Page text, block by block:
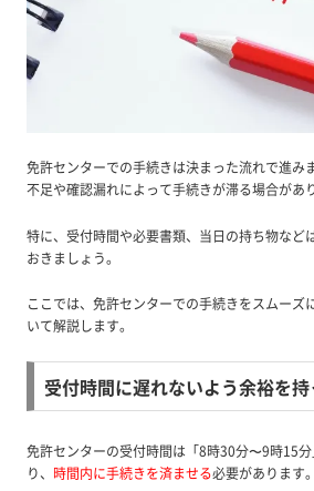
免許センターでの手続きは決まった流れで進み
不足や確認漏れによって手続きが滞る場合があ
特に、受付時間や必要書類、当日の持ち物など
おきましょう。
ここでは、免許センターでの手続きをスムーズ
いて解説します。
受付時間に遅れないよう余裕を
免許センターの受付時間は「8時30分〜9時15
り、 時間内に手続きを済ませる必要があります。